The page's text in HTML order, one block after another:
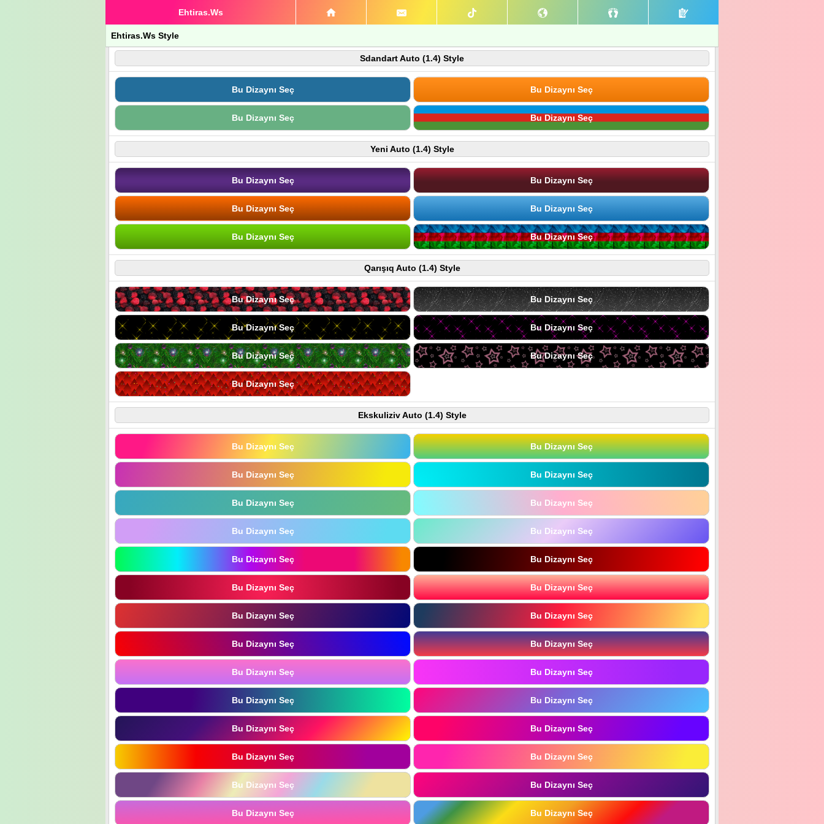
Ehtiras.Ws
Ehtiras.Ws Style
Sdandart Auto (1.4) Style
Bu Dizaynı Seç Bu Dizaynı Seç
Bu Dizaynı Seç Bu Dizaynı Seç
Yeni Auto (1.4) Style
Bu Dizaynı Seç Bu Dizaynı Seç
Bu Dizaynı Seç Bu Dizaynı Seç
Bu Dizaynı Seç Bu Dizaynı Seç
Qarışıq Auto (1.4) Style
Bu Dizaynı Seç Bu Dizaynı Seç
Bu Dizaynı Seç Bu Dizaynı Seç
Bu Dizaynı Seç Bu Dizaynı Seç
Bu Dizaynı Seç
Ekskuliziv Auto (1.4) Style
Bu Dizaynı Seç Bu Dizaynı Seç
Bu Dizaynı Seç Bu Dizaynı Seç
Bu Dizaynı Seç Bu Dizaynı Seç
Bu Dizaynı Seç Bu Dizaynı Seç
Bu Dizaynı Seç Bu Dizaynı Seç
Bu Dizaynı Seç Bu Dizaynı Seç
Bu Dizaynı Seç Bu Dizaynı Seç
Bu Dizaynı Seç Bu Dizaynı Seç
Bu Dizaynı Seç Bu Dizaynı Seç
Bu Dizaynı Seç Bu Dizaynı Seç
Bu Dizaynı Seç Bu Dizaynı Seç
Bu Dizaynı Seç Bu Dizaynı Seç
Bu Dizaynı Seç Bu Dizaynı Seç
Bu Dizaynı Seç Bu Dizaynı Seç